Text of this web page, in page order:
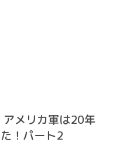
アメリカ軍は20年
！パート2